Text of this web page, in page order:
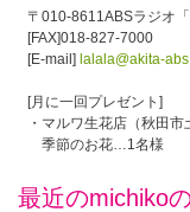
〒010-8611ABSラジオ
[FAX]018-827-7000
[E-mail]lalala@akita-
[月に一回プレゼント]
・マルワ生花店（秋田市
季節のお花…1名様
最近のmichiko